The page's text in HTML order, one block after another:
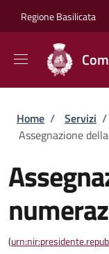
Regione Basilicata
Briciole
Home / Servizi /
Assegnazione
(